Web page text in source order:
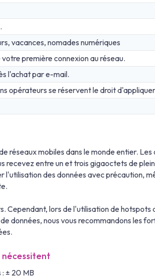
vacances, nomades numériques
première connexion au réseau.
l'achat par e-mail.
opérateurs se réservent le droit
réseaux mobiles dans le monde entier.
recevez entre un et trois gigaoctets de
des données avec précaution,
Cependant, lors de l'utilisation de
données, nous vous recommandons les
nécessitent
± 20 MB